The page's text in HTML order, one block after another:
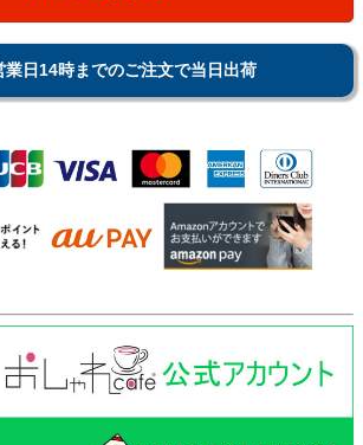
業日14時までのご注文で当日出荷